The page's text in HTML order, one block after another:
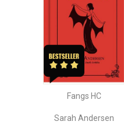
Fangs HC
Sarah Andersen